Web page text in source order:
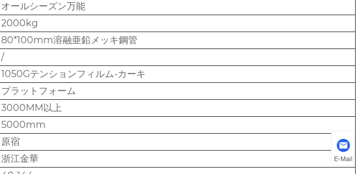
オールシーズン万能
2000kg
80*100mm溶融亜鉛メッキ鋼管
/
1050Gテンションフィルム-カーキ
プラットフォーム
3000MM以上
5000mm
原宿
浙江金華
E-Mail